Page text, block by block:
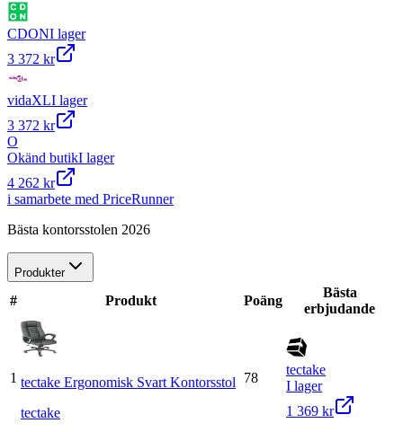
CDONI lager
3 372 kr
vidaXLI lager
3 372 kr
O
Okänd butikI lager
4 262 kr
i samarbete med PriceRunner
Bästa kontorsstolen 2026
Produkter
# Produkt Poäng
Bästa
erbjudande
1 tectake Ergonomisk Svart Kontorsstol
tectake
78
tectake
I lager
1 369 kr